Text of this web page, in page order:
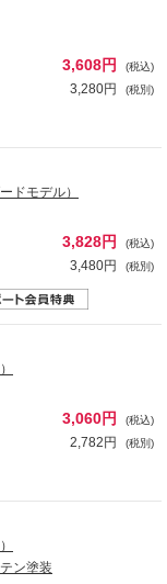
3,608円 (税込)
3,280円 (税別)
ドモデル）
3,828円 (税込)
3,480円 (税別)
3,060円 (税込)
2,782円 (税別)
ン塗装